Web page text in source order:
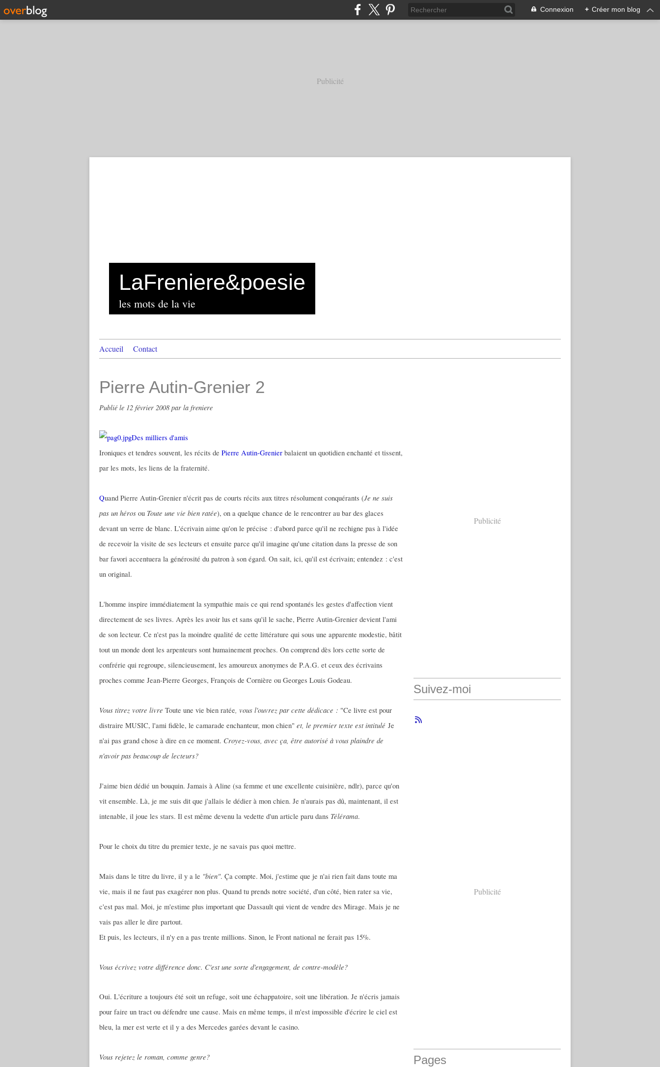
Connexion + Créer mon blog
Publicité
LaFreniere&poesie
les mots de la vie
Accueil Contact
Pierre Autin-Grenier 2
Publié le 12 février 2008 par la freniere
Des milliers d'amis
Ironiques et tendres souvent, les récits de Pierre Autin-Grenier balaient un quotidien enchanté et tissent,
par les mots, les liens de la fraternité.
Quand Pierre Autin-Grenier n'écrit pas de courts récits aux titres résolument conquérants (Je ne suis
pas un héros ou Toute une vie bien ratée), on a quelque chance de le rencontrer au bar des glaces
devant un verre de blanc. L'écrivain aime qu'on le précise : d'abord parce qu'il ne rechigne pas à l'idée
de recevoir la visite de ses lecteurs et ensuite parce qu'il imagine qu'une citation dans la presse de son
bar favori accentuera la générosité du patron à son égard. On sait, ici, qu'il est écrivain; entendez : c'est
un original.
L'homme inspire immédiatement la sympathie mais ce qui rend spontanés les gestes d'affection vient
directement de ses livres. Après les avoir lus et sans qu'il le sache, Pierre Autin-Grenier devient l'ami
de son lecteur. Ce n'est pas la moindre qualité de cette littérature qui sous une apparente modestie, bâtit
tout un monde dont les arpenteurs sont humainement proches. On comprend dès lors cette sorte de
confrérie qui regroupe, silencieusement, les amoureux anonymes de P.A.G. et ceux des écrivains
proches comme Jean-Pierre Georges, François de Cornière ou Georges Louis Godeau.
Vous titrez votre livre Toute une vie bien ratée, vous l'ouvrez par cette dédicace : "Ce livre est pour
distraire MUSIC, l'ami fidèle, le camarade enchanteur, mon chien" et, le premier texte est intitulé Je
n'ai pas grand chose à dire en ce moment. Croyez-vous, avec ça, être autorisé à vous plaindre de
n'avoir pas beaucoup de lecteurs?
J'aime bien dédié un bouquin. Jamais à Aline (sa femme et une excellente cuisinière, ndlr), parce qu'on
vit ensemble. Là, je me suis dit que j'allais le dédier à mon chien. Je n'aurais pas dû, maintenant, il est
intenable, il joue les stars. Il est même devenu la vedette d'un article paru dans Télérama.
Pour le choix du titre du premier texte, je ne savais pas quoi mettre.
Mais dans le titre du livre, il y a le "bien". Ça compte. Moi, j'estime que je n'ai rien fait dans toute ma
vie, mais il ne faut pas exagérer non plus. Quand tu prends notre société, d'un côté, bien rater sa vie,
c'est pas mal. Moi, je m'estime plus important que Dassault qui vient de vendre des Mirage. Mais je ne
vais pas aller le dire partout.
Et puis, les lecteurs, il n'y en a pas trente millions. Sinon, le Front national ne ferait pas 15%.
Vous écrivez votre différence donc. C'est une sorte d'engagement, de contre-modèle?
Oui. L'écriture a toujours été soit un refuge, soit une échappatoire, soit une libération. Je n'écris jamais
pour faire un tract ou défendre une cause. Mais en même temps, il m'est impossible d'écrire le ciel est
bleu, la mer est verte et il y a des Mercedes garées devant le casino.
Vous rejetez le roman, comme genre?
Publicité
Suivez-moi
Publicité
Pages